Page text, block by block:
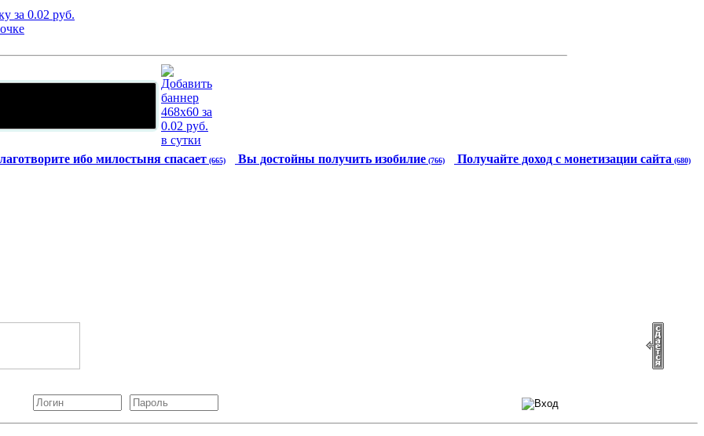
ибо милостыня спасает (665) Вы достойны получить изобилие (766) Получайте доход с монетизации сайта (680)